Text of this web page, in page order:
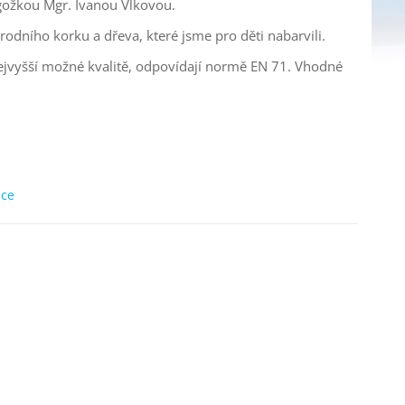
Mgr. Ivanou Vlkovou.
korku a dřeva, které jsme pro děti nabarvili.
možné kvalitě, odpovídají normě EN 71. Vhodné